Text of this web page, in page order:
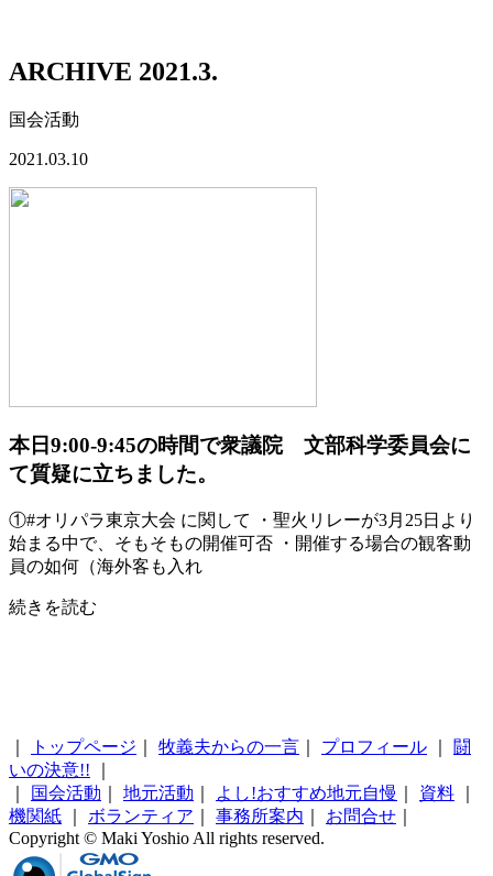
ARCHIVE 2021.3.
国会活動
2021.03.10
本日9:00-9:45の時間で衆議院 文部科学委員会に
て質疑に立ちました。
①#オリパラ東京大会 に関して ・聖火リレーが3月25日より
始まる中で、そもそもの開催可否 ・開催する場合の観客動
員の如何（海外客も入れ
続きを読む
トップページ 牧義夫からの一言 プロフィール
闘
いの決意!!
国会活動 地元活動 よし!おすすめ地元自慢 資料
機関紙
ボランティア 事務所案内 お問合せ
Copyright © Maki Yoshio All rights reserved.